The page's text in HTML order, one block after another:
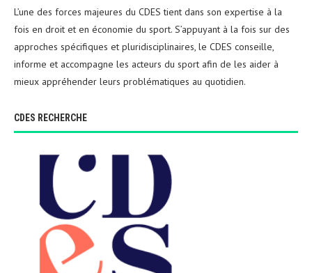
L’une des forces majeures du CDES tient dans son expertise à la
fois en droit et en économie du sport. S’appuyant à la fois sur des
approches spécifiques et pluridisciplinaires, le CDES conseille,
informe et accompagne les acteurs du sport afin de les aider à
mieux appréhender leurs problématiques au quotidien.
CDES RECHERCHE